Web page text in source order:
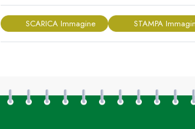
SCARICA Immagine STAMPA